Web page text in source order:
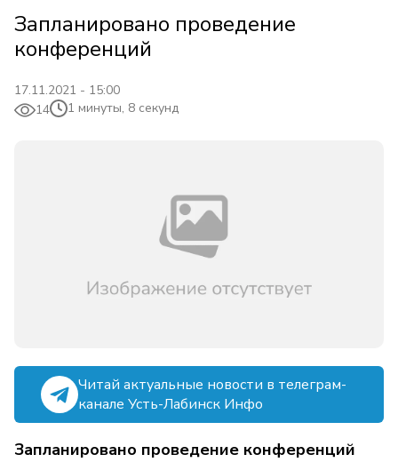
Запланировано проведение
конференций
17.11.2021 - 15:00
14
1 минуты, 8 секунд
Читай актуальные новости в телеграм-
канале Усть-Лабинск Инфо
Запланировано проведение конференций